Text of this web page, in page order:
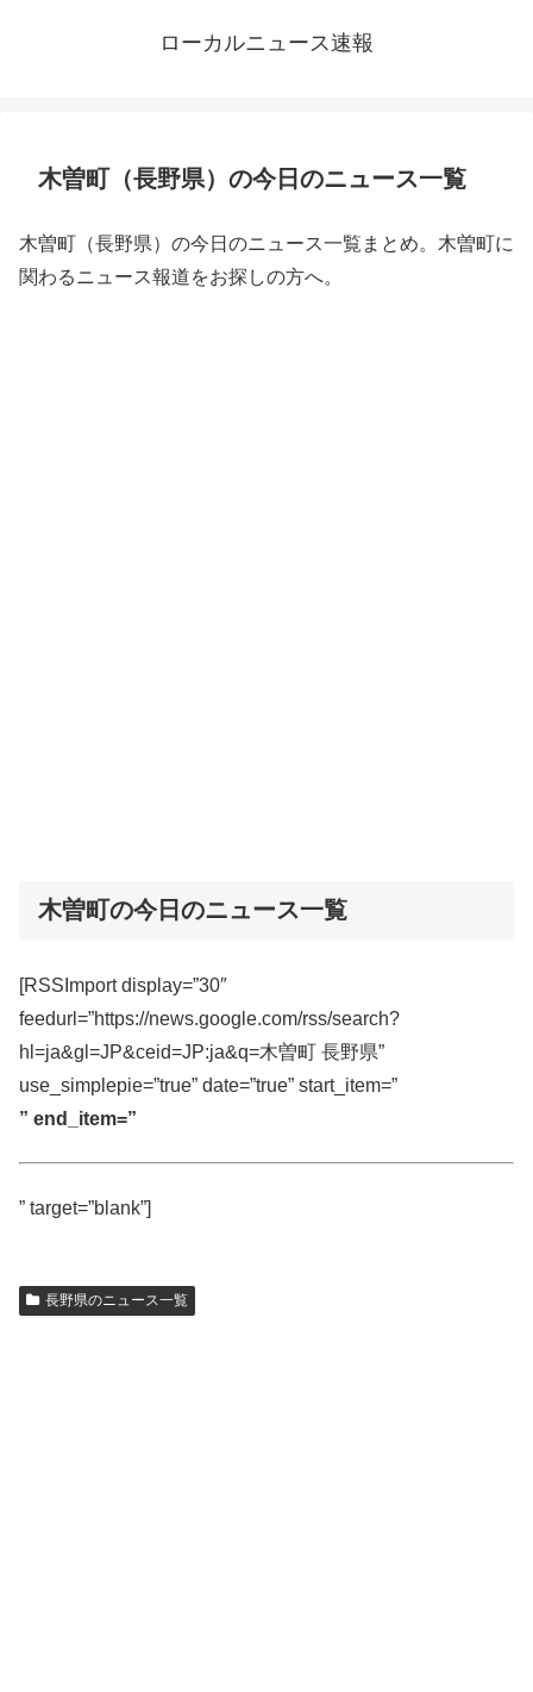
ローカルニュース速報
木曽町（長野県）の今日のニュース一覧
木曽町（長野県）の今日のニュース一覧まとめ。木曽町に
関わるニュース報道をお探しの方へ。
木曽町の今日のニュース一覧
[RSSImport display=”30″
feedurl=”https://news.google.com/rss/search?
hl=ja&gl=JP&ceid=JP:ja&q=木曽町 長野県”
use_simplepie=”true” date=”true” start_item=”
” end_item=”
” target=”blank”]
長野県のニュース一覧